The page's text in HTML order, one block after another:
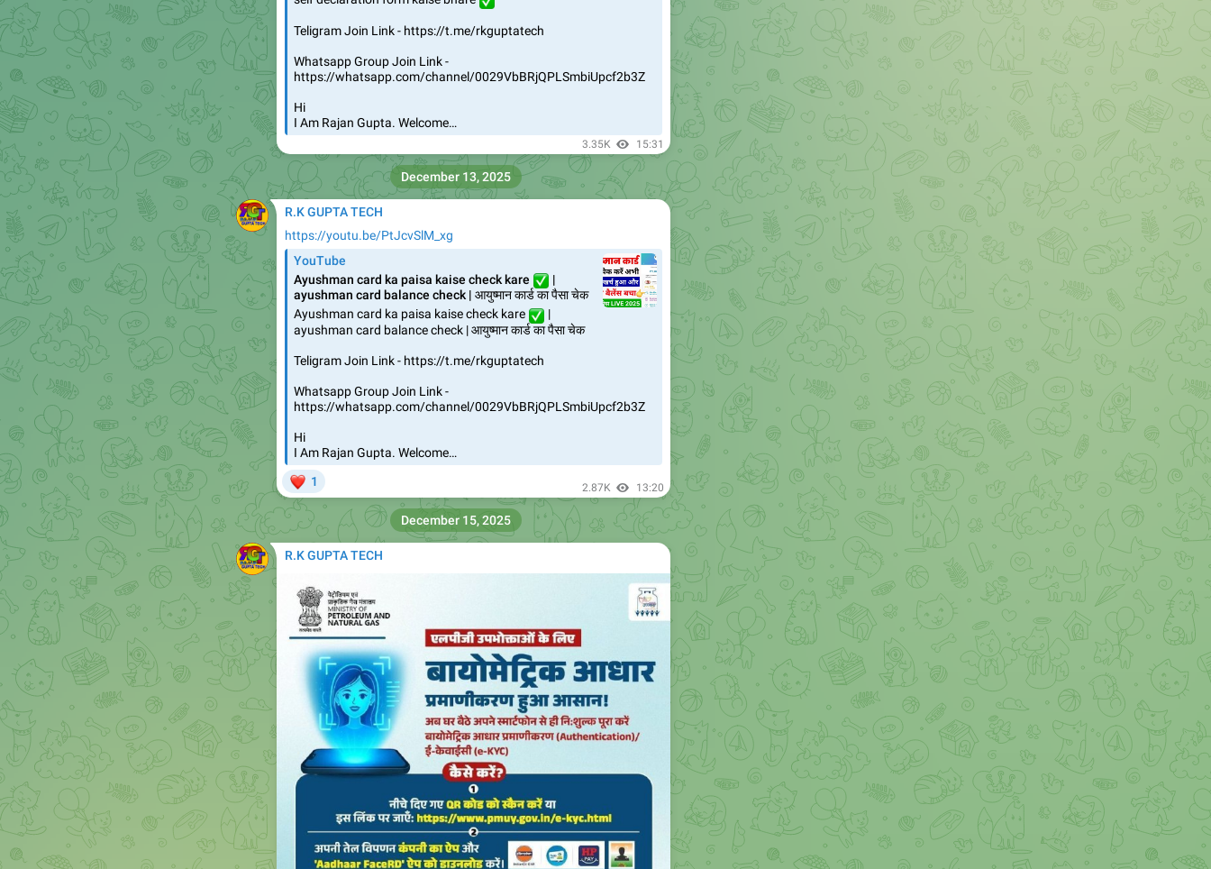
https://whatsapp.com/channel/0029VbBRjQPLSmbiUpcf2b3Z
Hi
I Am Rajan Gupta. Welcome…
R.K GUPTA TECH
https://youtu.be/PtJcvSlM_xg
YouTube
Ayushman card ka paisa kaise check kare
✅
ayushman card balance check | आयुष्मान कार्ड का पैसा चेक
Ayushman card ka paisa kaise check kare
✅
|
ayushman card balance check | आयुष्मान कार्ड का पैसा चेक
Teligram Join Link - https://t.me/rkguptatech
https://whatsapp.com/channel/0029VbBRjQPLSmbiUpcf2b3Z
Hi
I Am Rajan Gupta. Welcome…
❤
December 13, 2025
R.K GUPTA TECH